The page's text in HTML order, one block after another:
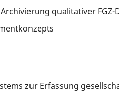
qualitativer FGZ-
zur Erfassung